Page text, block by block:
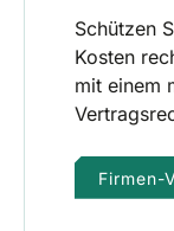
Schützen
Kosten
mit einem
Firmen-